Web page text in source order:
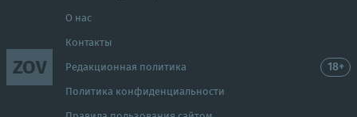
ZOV
О нас
Контакты
Редакционная политика
Политика конфиденциальности
18+